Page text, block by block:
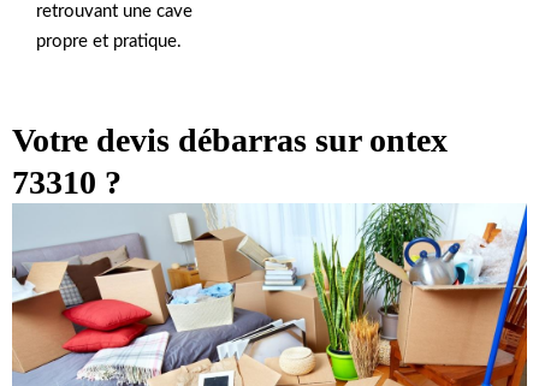
retrouvant une cave
propre et pratique.
Votre devis débarras sur ontex
73310 ?